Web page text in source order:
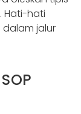
. Hati-hati
dalam jalur